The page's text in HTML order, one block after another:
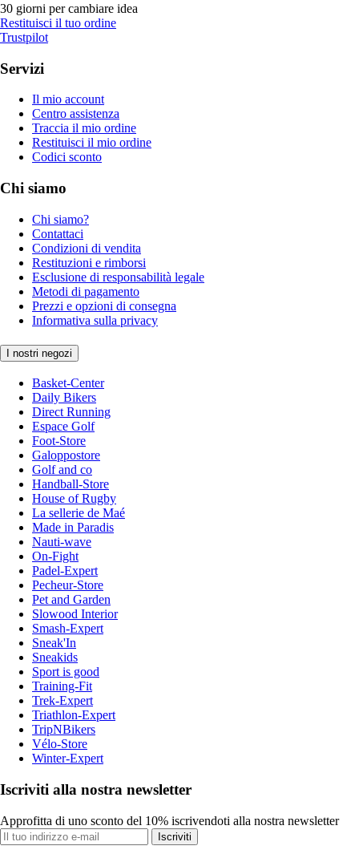
30 giorni per cambiare idea
Restituisci il tuo ordine
Trustpilot
Servizi
Il mio account
Centro assistenza
Traccia il mio ordine
Restituisci il mio ordine
Codici sconto
Chi siamo
Chi siamo?
Contattaci
Condizioni di vendita
Restituzioni e rimborsi
Esclusione di responsabilità legale
Metodi di pagamento
Prezzi e opzioni di consegna
Informativa sulla privacy
I nostri negozi
Basket-Center
Daily Bikers
Direct Running
Espace Golf
Foot-Store
Galoppostore
Golf and co
Handball-Store
House of Rugby
La sellerie de Maé
Made in Paradis
Nauti-wave
On-Fight
Padel-Expert
Pecheur-Store
Pet and Garden
Slowood Interior
Smash-Expert
Sneak'In
Sneakids
Sport is good
Training-Fit
Trek-Expert
Triathlon-Expert
TripNBikers
Vélo-Store
Winter-Expert
Iscriviti alla nostra newsletter
Approfitta di uno sconto del 10% iscrivendoti alla nostra newsletter
Iscriviti